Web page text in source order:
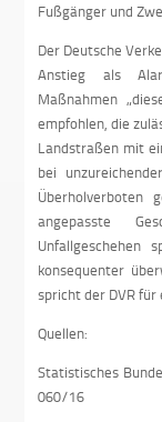
Fußgänger und
Der Deutsche
Anstieg als
Maßnahmen
empfohlen, die
Landstraßen mit
bei
angepasste
Unfallgeschehen
konsequenter
spricht der DVR
Quellen:
Statistisches
060/16